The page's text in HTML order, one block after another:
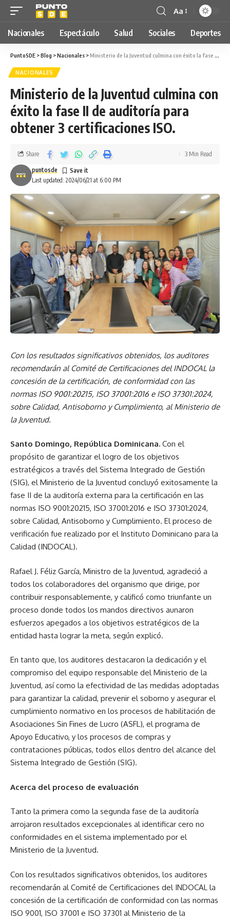
Aa
Nacionales Espectáculo Salud Sociales Deportes
PuntoSDE >Blog >Nacionales >Ministerio de la Juventud culmina con éxito la fase II de auditoría para obtener 3 certificaciones ISO.
NACIONALES
Ministerio de la Juventud culmina con
éxito la fase II de auditoría para
obtener 3 certificaciones ISO.
Last updated: 2024/06/21 at 6:00 PM
puntosde
Share 3 Min Read
Con los resultados significativos obtenidos, los auditores
recomendarán al Comité de Certificaciones del INDOCAL la
concesión de la certificación, de conformidad con las
normas ISO 9001:20215, ISO 37001:2016 e ISO 37301:2024,
sobre Calidad, Antisoborno y Cumplimiento, al Ministerio de
la Juventud.
Santo Domingo, República Dominicana. Con el
propósito de garantizar el logro de los objetivos
estratégicos a través del Sistema Integrado de Gestión
(SIG), el Ministerio de la Juventud concluyó exitosamente la
fase II de la auditoría externa para la certificación en las
normas ISO 9001:20215, ISO 37001:2016 e ISO 37301:2024,
sobre Calidad, Antisoborno y Cumplimiento. El proceso de
verificación fue realizado por el Instituto Dominicano para la
Calidad (INDOCAL).
Rafael J. Féliz García, Ministro de la Juventud, agradeció a
todos los colaboradores del organismo que dirige, por
contribuir responsablemente, y calificó como triunfante un
proceso donde todos los mandos directivos aunaron
esfuerzos apegados a los objetivos estratégicos de la
entidad hasta lograr la meta, según explicó.
En tanto que, los auditores destacaron la dedicación y el
compromiso del equipo responsable del Ministerio de la
Juventud, así como la efectividad de las medidas adoptadas
para garantizar la calidad, prevenir el soborno y asegurar el
cumplimiento normativo en los procesos de habilitación de
Asociaciones Sin Fines de Lucro (ASFL), el programa de
Apoyo Educativo, y los procesos de compras y
contrataciones públicas, todos ellos dentro del alcance del
Sistema Integrado de Gestión (SIG).
Acerca del proceso de evaluación
Tanto la primera como la segunda fase de la auditoría
arrojaron resultados excepcionales al identificar cero no
conformidades en el sistema implementado por el
Ministerio de la Juventud.
Con los resultados significativos obtenidos, los auditores
recomendarán al Comité de Certificaciones del INDOCAL la
concesión de la certificación de conformidad con las normas
ISO 9001, ISO 37001 e ISO 37301 al Ministerio de la